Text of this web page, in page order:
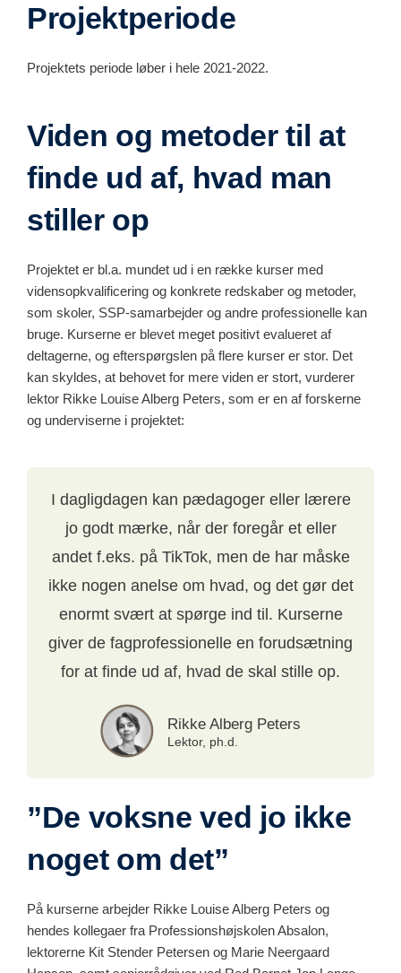
Projektperiode
Projektets periode løber i hele 2021-2022.
Viden og metoder til at
finde ud af, hvad man
stiller op
Projektet er bl.a. mundet ud i en række kurser med
vidensopkvalificering og konkrete redskaber og metoder,
som skoler, SSP-samarbejder og andre professionelle kan
bruge. Kurserne er blevet meget positivt evalueret af
deltagerne, og efterspørgslen på flere kurser er stor. Det
kan skyldes, at behovet for mere viden er stort, vurderer
lektor Rikke Louise Alberg Peters, som er en af forskerne
og underviserne i projektet:
I dagligdagen kan pædagoger eller lærere
jo godt mærke, når der foregår et eller
andet f.eks. på TikTok, men de har måske
ikke nogen anelse om hvad, og det gør det
enormt svært at spørge ind til. Kurserne
giver de fagprofessionelle en forudsætning
for at finde ud af, hvad de skal stille op.
Rikke Alberg Peters
Lektor, ph.d.
”De voksne ved jo ikke
noget om det”
På kurserne arbejder Rikke Louise Alberg Peters og
hendes kollegaer fra Professionshøjskolen Absalon,
lektorerne Kit Stender Petersen og Marie Neergaard